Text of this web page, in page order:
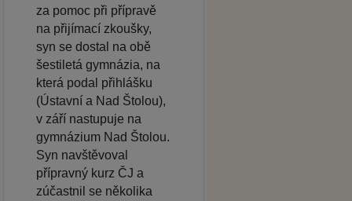
za pomoc při přípravě
na přijímací zkoušky,
syn se dostal na obě
šestiletá gymnázia, na
která podal přihlášku
(Ústavní a Nad Štolou),
v září nastupuje na
gymnázium Nad Štolou.
Syn navštěvoval
přípravný kurz ČJ a
zúčastnil se několika